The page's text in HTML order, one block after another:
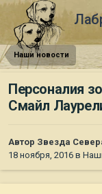
Наши новости
Персоналия
Смайл
Автор Звезда
18 ноября, 2016 в